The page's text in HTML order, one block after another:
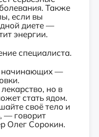
Также
если вы
диете —
энергии.
специалиста.
начинающих —
но в
стать ядом.
своё тело и
— говорит
Олег Сорокин.